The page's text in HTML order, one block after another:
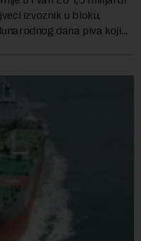
izvoznik u bloku,
dana piva koji